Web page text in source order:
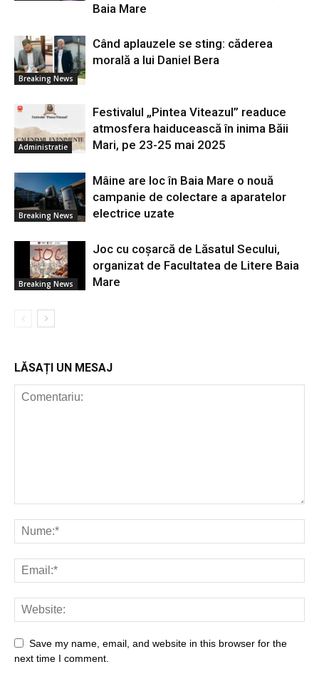
Baia Mare
Breaking News
Când aplauzele se sting: căderea
morală a lui Daniel Bera
Administratie
Festivalul „Pintea Viteazul” readuce
atmosfera haiducească în inima Băii
Mari, pe 23-25 mai 2025
Breaking News
Mâine are loc în Baia Mare o nouă
campanie de colectare a aparatelor
electrice uzate
Breaking News
Joc cu coșarcă de Lăsatul Secului,
organizat de Facultatea de Litere Baia
Mare
LĂSAȚI UN MESAJ
Save my name, email, and website in this browser for the
next time I comment.